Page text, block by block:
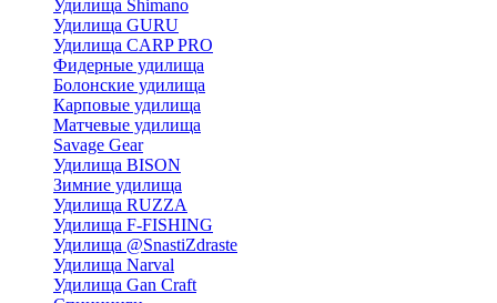
Удилища Shimano
Удилища GURU
Удилища CARP PRO
Фидерные удилища
Болонские удилища
Карповые удилища
Матчевые удилища
Savage Gear
Удилища BISON
Зимние удилища
Удилища RUZZA
Удилища F-FISHING
Удилища @SnastiZdraste
Удилища Narval
Удилища Gan Craft